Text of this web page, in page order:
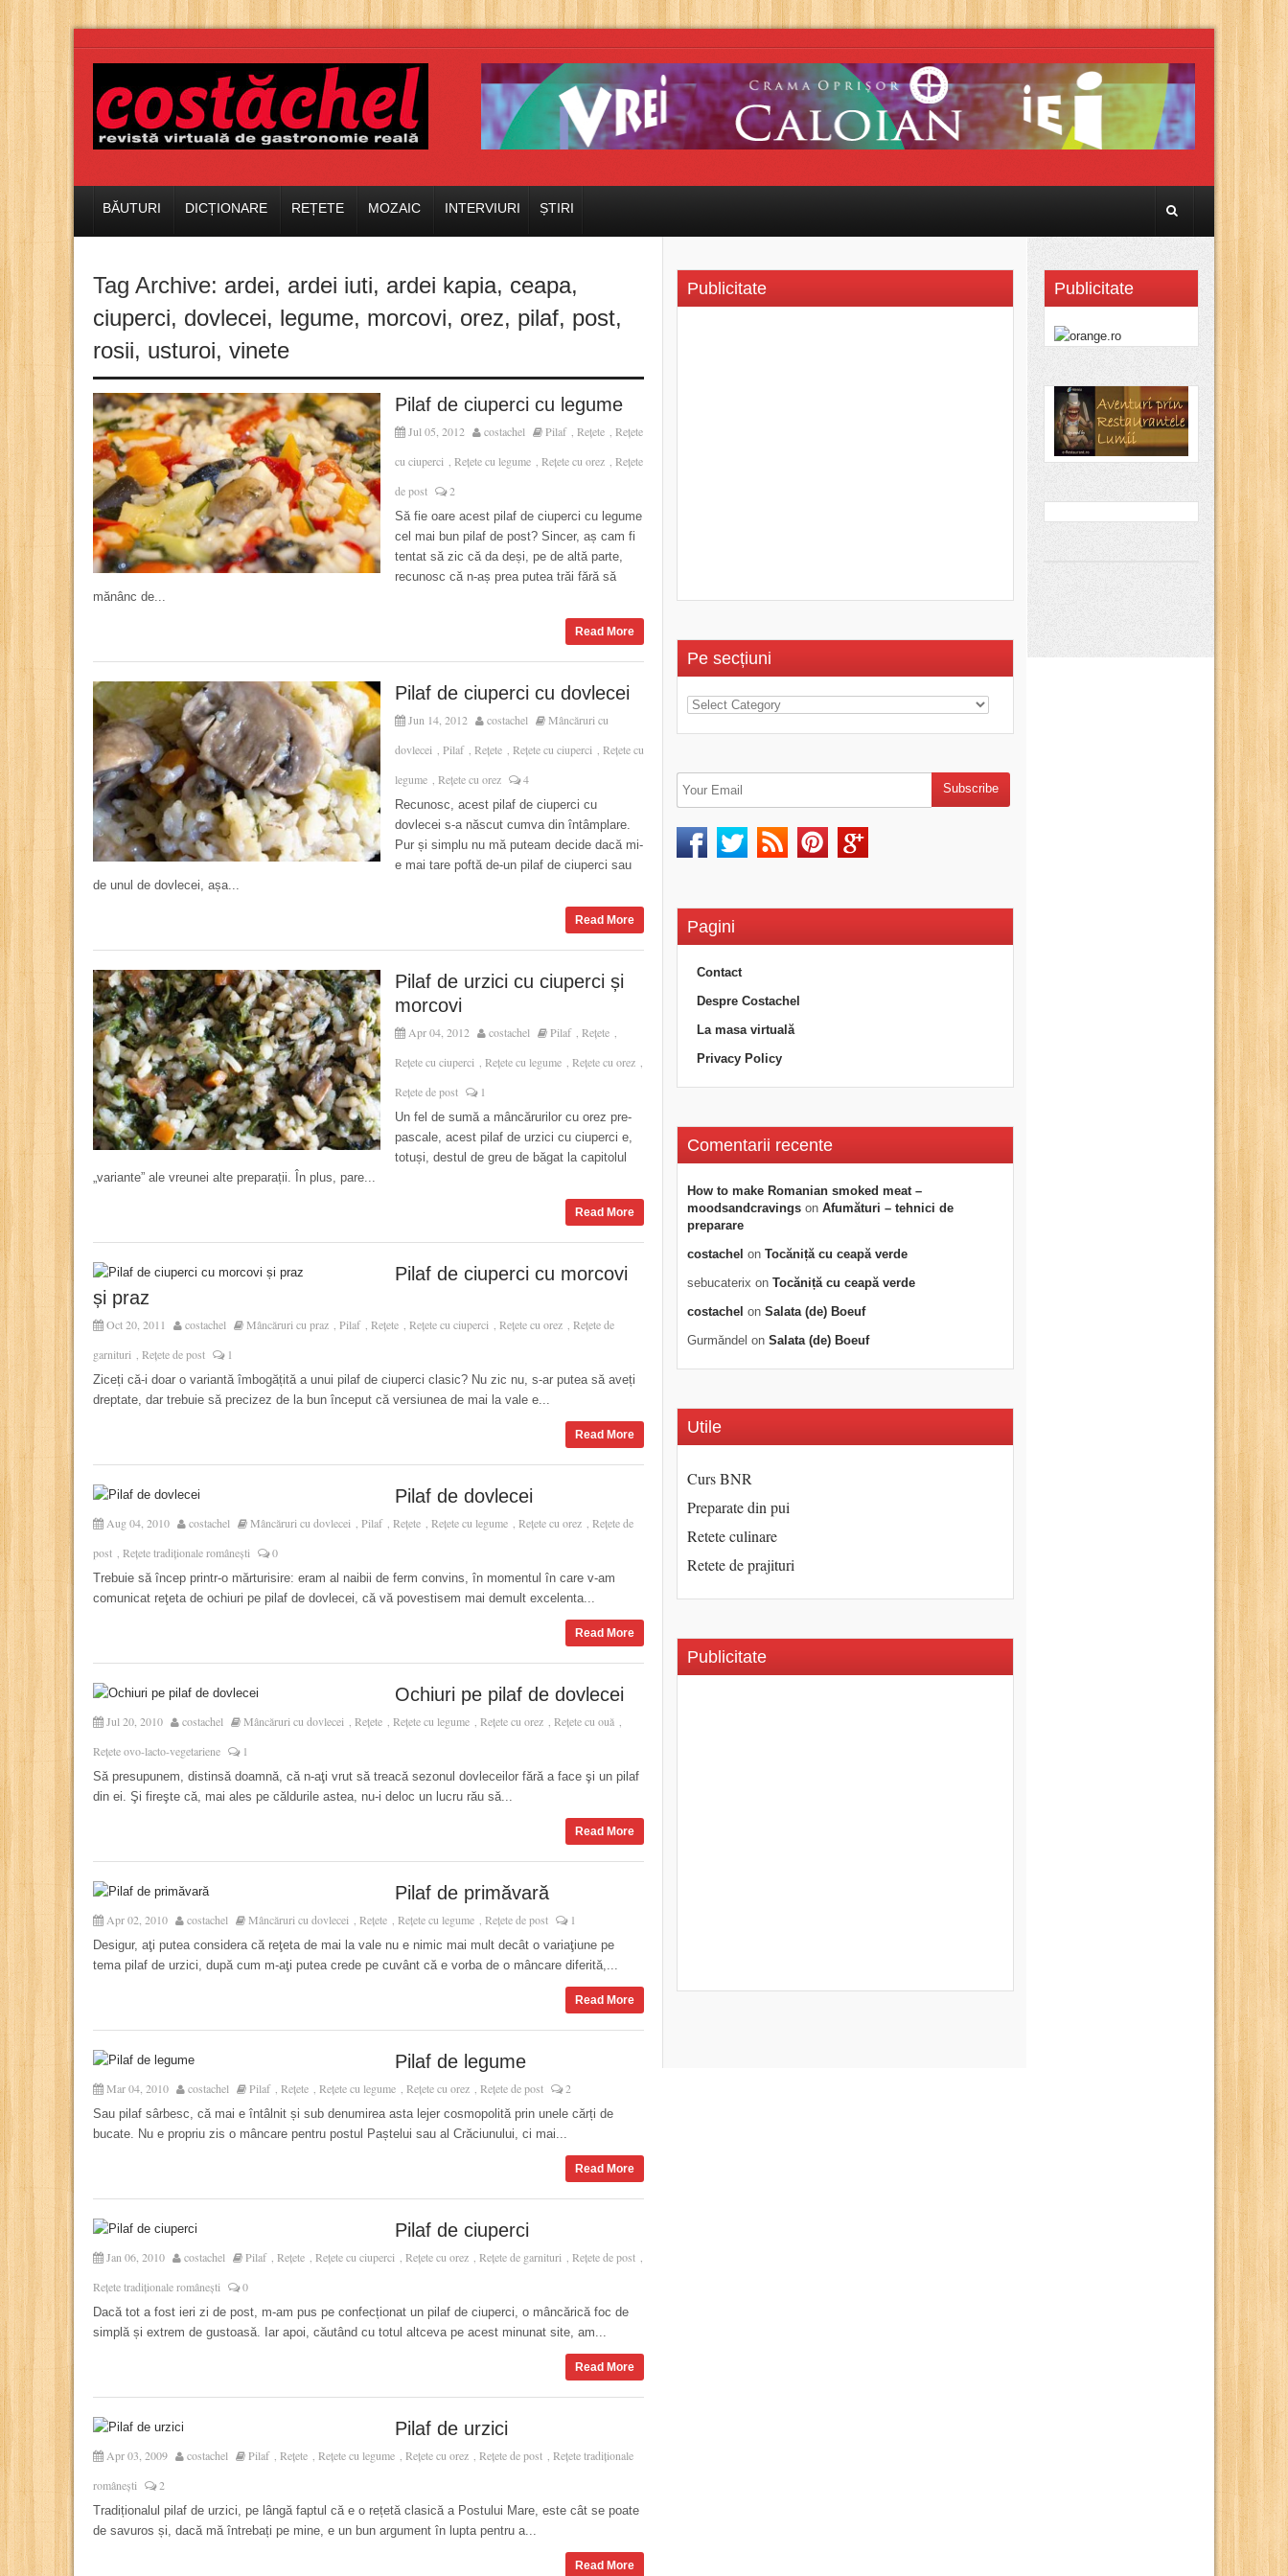
BĂUTURI DICȚIONARE REȚETE MOZAIC INTERVIURI ȘTIRI
Tag Archive: ardei, ardei iuti, ardei kapia, ceapa,
ciuperci, dovlecei, legume, morcovi, orez, pilaf, post,
rosii, usturoi, vinete
Pilaf de ciuperci cu legume
Jul 05, 2012 costachel Pilaf , Rețete , Rețete
cu ciuperci , Rețete cu legume , Rețete cu orez , Rețete
de post
2
Să fie oare acest pilaf de ciuperci cu legume
cel mai bun pilaf de post? Sincer, aș cam fi
tentat să zic că da deși, pe de altă parte,
recunosc că n-aș prea putea trăi fără să
mănânc de...
Read More
Pilaf de ciuperci cu dovlecei
Jun 14, 2012 costachel
Mâncăruri cu
dovlecei , Pilaf , Rețete , Rețete cu ciuperci , Rețete cu
legume , Rețete cu orez 4
Recunosc, acest pilaf de ciuperci cu
dovlecei s-a născut cumva din întâmplare.
Pur și simplu nu mă puteam decide dacă mi-
e mai tare poftă de-un pilaf de ciuperci sau
de unul de dovlecei, așa...
Read More
Pilaf de urzici cu ciuperci și
morcovi
Apr 04, 2012 costachel Pilaf , Rețete ,
Rețete cu ciuperci , Rețete cu legume , Rețete cu orez ,
Rețete de post 1
Un fel de sumă a mâncărurilor cu orez pre-
pascale, acest pilaf de urzici cu ciuperci e,
totuși, destul de greu de băgat la capitolul
„variante” ale vreunei alte preparații. În plus, pare...
Read More
Pilaf de ciuperci cu morcovi
și praz
Oct 20, 2011 costachel Mâncăruri cu praz , Pilaf , Rețete , Rețete cu ciuperci , Rețete cu orez , Rețete de
garnituri , Rețete de post 1
Ziceți că-i doar o variantă îmbogățită a unui pilaf de ciuperci clasic? Nu zic nu, s-ar putea să aveți
dreptate, dar trebuie să precizez de la bun început că versiunea de mai la vale e...
Read More
Pilaf de dovlecei
Aug 04, 2010 costachel Mâncăruri cu dovlecei , Pilaf , Rețete , Rețete cu legume , Rețete cu orez , Rețete de
post , Rețete tradiționale românești 0
Trebuie să încep printr-o mărturisire: eram al naibii de ferm convins, în momentul în care v-am
comunicat reţeta de ochiuri pe pilaf de dovlecei, că vă povestisem mai demult excelenta...
Read More
Ochiuri pe pilaf de dovlecei
Jul 20, 2010 costachel Mâncăruri cu dovlecei , Rețete , Rețete cu legume , Rețete cu orez , Rețete cu ouă ,
Rețete ovo-lacto-vegetariene 1
Să presupunem, distinsă doamnă, că n-aţi vrut să treacă sezonul dovleceilor fără a face şi un pilaf
din ei. Şi fireşte că, mai ales pe căldurile astea, nu-i deloc un lucru rău să...
Read More
Pilaf de primăvară
Apr 02, 2010 costachel Mâncăruri cu dovlecei , Rețete , Rețete cu legume , Rețete de post 1
Desigur, aţi putea considera că reţeta de mai la vale nu e nimic mai mult decât o variaţiune pe
tema pilaf de urzici, după cum m-aţi putea crede pe cuvânt că e vorba de o mâncare diferită,...
Read More
Pilaf de legume
Mar 04, 2010 costachel Pilaf , Rețete , Rețete cu legume , Rețete cu orez , Rețete de post 2
Sau pilaf sârbesc, că mai e întâlnit și sub denumirea asta lejer cosmopolită prin unele cărți de
bucate. Nu e propriu zis o mâncare pentru postul Paștelui sau al Crăciunului, ci mai...
Read More
Pilaf de ciuperci
Jan 06, 2010 costachel Pilaf , Rețete , Rețete cu ciuperci , Rețete cu orez , Rețete de garnituri , Rețete de post ,
Rețete tradiționale românești 0
Dacă tot a fost ieri zi de post, m-am pus pe confecționat un pilaf de ciuperci, o mâncărică foc de
simplă și extrem de gustoasă. Iar apoi, căutând cu totul altceva pe acest minunat site, am...
Read More
Pilaf de urzici
Apr 03, 2009 costachel Pilaf , Rețete , Rețete cu legume , Rețete cu orez , Rețete de post , Rețete tradiționale
românești
2
Tradiționalul pilaf de urzici, pe lângă faptul că e o rețetă clasică a Postului Mare, este cât se poate
de savuros și, dacă mă întrebați pe mine, e un bun argument în lupta pentru a...
Read More
Publicitate
Pe secțiuni
Pagini
Contact
Despre Costachel
La masa virtuală
Privacy Policy
Comentarii recente
How to make Romanian smoked meat –
moodsandcravings on Afumături – tehnici de
preparare
costachel on Tocăniță cu ceapă verde
sebucaterix on Tocăniță cu ceapă verde
costachel on Salata (de) Boeuf
Gurmăndel on Salata (de) Boeuf
Utile
Curs BNR
Preparate din pui
Retete culinare
Retete de prajituri
Publicitate
Publicitate